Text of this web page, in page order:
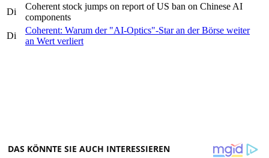
Di
Coherent stock jumps on report of US ban on Chinese AI
components
Di
Coherent: Warum der "AI-Optics"-Star an der Börse weiter
an Wert verliert